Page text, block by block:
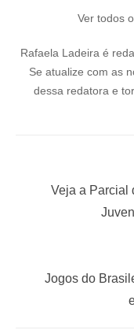
Ver todos
Rafaela Ladeira é
Se atualize com as
dessa redatora e
Veja a Parcial
Jogos do